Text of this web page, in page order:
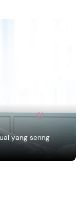
yang sering